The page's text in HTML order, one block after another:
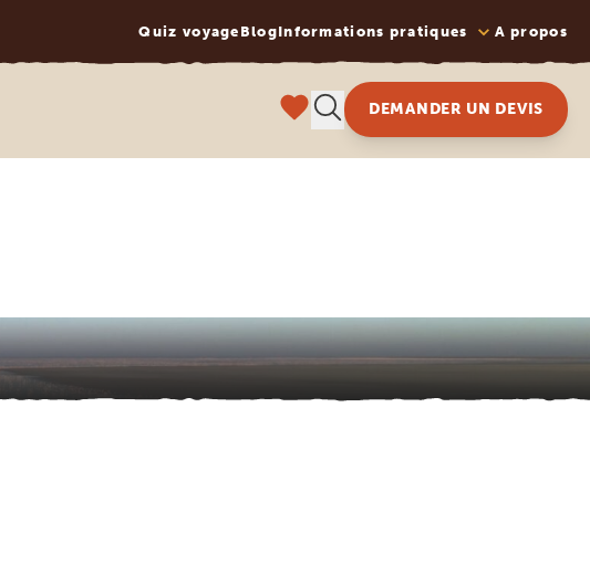
Quiz voyage BlogInformations pratiques A propos
DEMANDER UN DEVIS